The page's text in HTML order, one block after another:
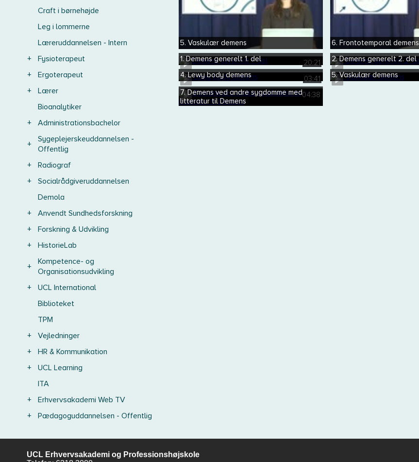
Craft i børnehøjde
Leg i lommerne
Læreruddannelsen - Intern
+
Fysioterapeut
+
Ergoterapeut
+
Lærer
Bioanalytiker
+
Administrationsbachelor
+
Sygeplejerskeuddannelsen -
Offentlig
+
Radiograf
+
Socialrådgiveruddannelsen
Demola
+
Anvendt Sundhedsforskning
+
Forskning & Udvikling
+
HistorieLab
+
Kompetence- og
Organisationsudvikling
+
UCL International
Biblioteket
TPM
+
Vejledninger
+
HR & Kommunikation
+
UCL Learning
ITA
+
Erhvervsakademi Web TV
+
Pædagoguddannelsen - Offentlig
5. Vaskulær demens 6. Frontotemporal demens
20:21
1. Demens generelt 1. del 2. Demens generelt 2. del
03:41
4. Lewy body demens 5. Vaskulær demens
04:38
7. Demens ved andre sygdomme med
litteratur til Demens
UCL Erhvervsakademi og Professionshøjskole